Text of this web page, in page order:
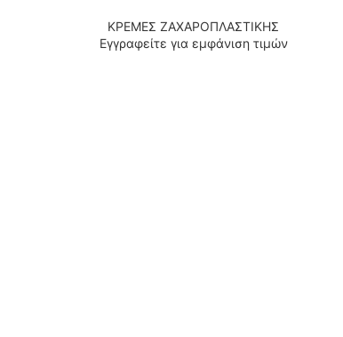
ΚΡΕΜΕΣ ΖΑΧΑΡΟΠΛΑΣΤΙΚΗΣ
Εγγραφείτε για εμφάνιση τιμών